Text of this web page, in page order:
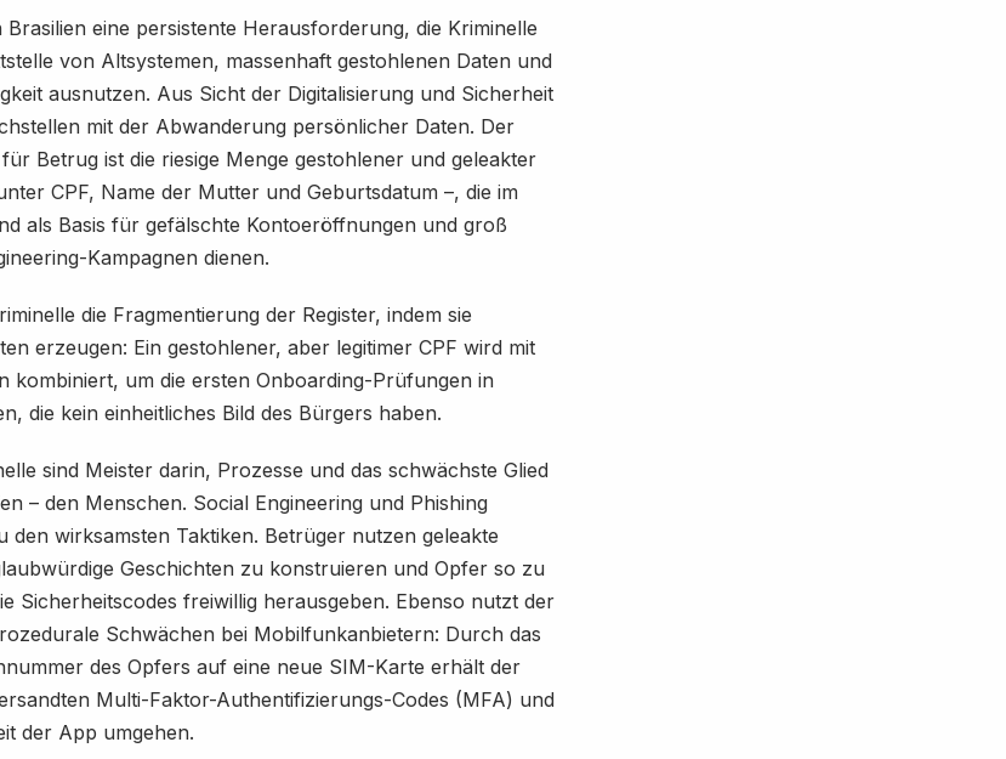
Brasilien eine persistente Herausforderung, die Kriminelle
von Altsystemen, massenhaft gestohlenen Daten und
ausnutzen. Aus Sicht der Digitalisierung und Sicherheit
mit der Abwanderung persönlicher Daten. Der
Betrug ist die riesige Menge gestohlener und geleakter
CPF, Name der Mutter und Geburtsdatum –, die im
als Basis für gefälschte Kontoeröffnungen und groß
Kampagnen dienen.
die Fragmentierung der Register, indem sie
erzeugen: Ein gestohlener, aber legitimer CPF wird mit
kombiniert, um die ersten Onboarding-Prüfungen in
die kein einheitliches Bild des Bürgers haben.
sind Meister darin, Prozesse und das schwächste Glied
– den Menschen. Social Engineering und Phishing
den wirksamsten Taktiken. Betrüger nutzen geleakte
Geschichten zu konstruieren und Opfer so zu
Sicherheitscodes freiwillig herausgeben. Ebenso nutzt der
Schwächen bei Mobilfunkanbietern: Durch das
des Opfers auf eine neue SIM-Karte erhält der
Multi-Faktor-Authentifizierungs-Codes (MFA) und
der App umgehen.